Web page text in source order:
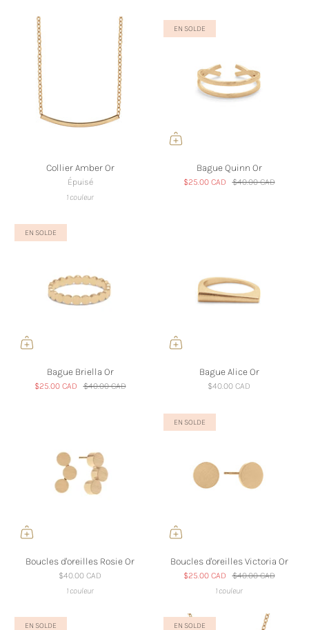
Collier Amber Or
Épuisé
1 couleur
EN SOLDE
Bague Quinn Or
$25.00 CAD $40.00 CAD
EN SOLDE
Bague Briella Or
$25.00 CAD $40.00 CAD
Bague Alice Or
$40.00 CAD
Boucles d'oreilles Rosie Or
$40.00 CAD
1 couleur
EN SOLDE
Boucles d'oreilles Victoria Or
$25.00 CAD $40.00 CAD
1 couleur
EN SOLDE EN SOLDE